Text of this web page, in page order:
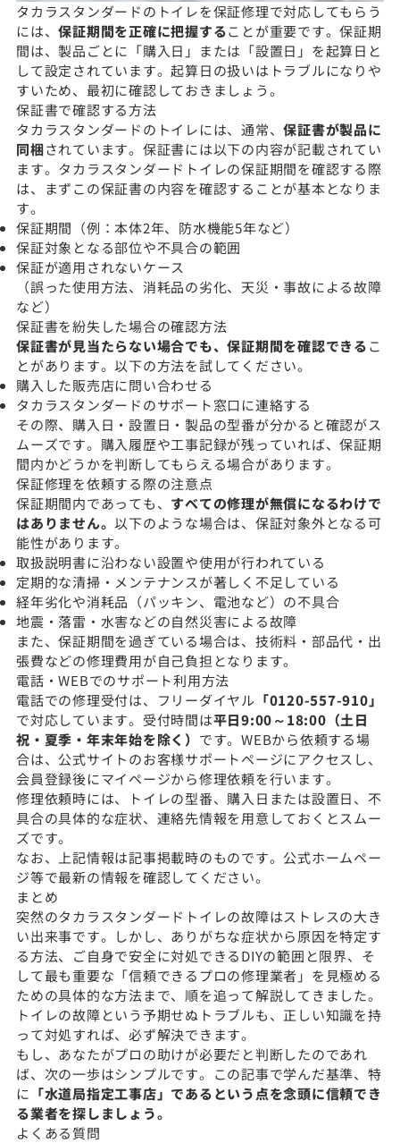
タカラスタンダードのトイレを保証修理で対応してもらう
には、保証期間を正確に把握することが重要です。保証期
間は、製品ごとに「購入日」または「設置日」を起算日と
して設定されています。起算日の扱いはトラブルになりや
すいため、最初に確認しておきましょう。
保証書で確認する方法
タカラスタンダードのトイレには、通常、保証書が製品に
同梱されています。保証書には以下の内容が記載されてい
ます。タカラスタンダードトイレの保証期間を確認する際
は、まずこの保証書の内容を確認することが基本となりま
す。
保証期間（例：本体2年、防水機能5年など）
保証対象となる部位や不具合の範囲
保証が適用されないケース
（誤った使用方法、消耗品の劣化、天災・事故による故障
など）
保証書を紛失した場合の確認方法
保証書が見当たらない場合でも、保証期間を確認できるこ
とがあります。以下の方法を試してください。
購入した販売店に問い合わせる
タカラスタンダードのサポート窓口に連絡する
その際、購入日・設置日・製品の型番が分かると確認がス
ムーズです。購入履歴や工事記録が残っていれば、保証期
間内かどうかを判断してもらえる場合があります。
保証修理を依頼する際の注意点
保証期間内であっても、 すべての修理が無償になるわけで
はありません。以下のような場合は、保証対象外となる可
能性があります。
取扱説明書に沿わない設置や使用が行われている
定期的な清掃・メンテナンスが著しく不足している
経年劣化や消耗品（パッキン、電池など）の不具合
地震・落雷・水害などの自然災害による故障
また、保証期間を過ぎている場合は、技術料・部品代・出
張費などの修理費用が自己負担となります。
電話・WEBでのサポート利用方法
電話での修理受付は、フリーダイヤル 「0120-557-910」
で対応しています。受付時間は平日9:00～18:00（土日
祝・夏季・年末年始を除く） です。WEBから依頼する場
合は、公式サイトのお客様サポートページにアクセスし、
会員登録後にマイページから修理依頼を行います。
修理依頼時には、トイレの型番、購入日または設置日、不
具合の具体的な症状、連絡先情報を用意しておくとスムー
ズです。
なお、上記情報は記事掲載時のものです。公式ホームペー
ジ等で最新の情報を確認してください。
まとめ
突然のタカラスタンダードトイレの故障はストレスの大き
い出来事です。しかし、ありがちな症状から原因を特定す
る方法、ご自身で安全に対処できるDIYの範囲と限界、そ
して最も重要な「信頼できるプロの修理業者」を見極める
ための具体的な方法まで、順を追って解説してきました。
トイレの故障という予期せぬトラブルも、正しい知識を持
って対処すれば、必ず解決できます。
もし、あなたがプロの助けが必要だと判断したのであれ
ば、次の一歩はシンプルです。この記事で学んだ基準、特
に 「水道局指定工事店」であるという点を念頭に信頼でき
る業者を探しましょう。
よくある質問